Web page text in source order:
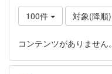
100件 対象(降順)
コンテンツがありません。